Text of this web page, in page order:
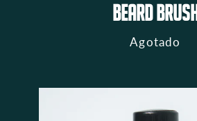
BEARD BRUSH
Agotado